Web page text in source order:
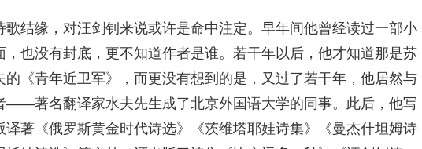
歌结缘，对汪剑钊来说或许是命中注定。早年间他曾经读过一部小
，也没有封底，更不知道作者是谁。若干年以后，他才知道那是苏
的《青年近卫军》，而更没有想到的是，又过了若干年，他居然与
——著名翻译家水夫先生成了北京外国语大学的同事。此后，他写
译著《俄罗斯黄金时代诗选》《茨维塔耶娃诗集》《曼杰什坦姆诗